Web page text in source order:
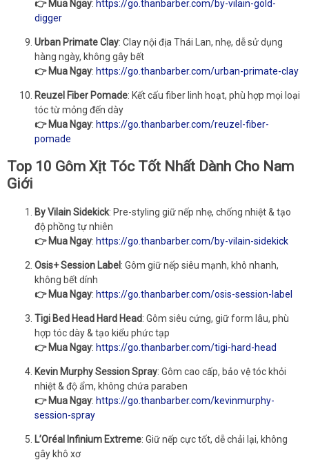
👉 Mua Ngay: https://go.thanbarber.com/by-vilain-gold-
digger
Urban Primate Clay: Clay nội địa Thái Lan, nhẹ, dễ sử dụng
hàng ngày, không gây bết
👉 Mua Ngay: https://go.thanbarber.com/urban-primate-clay
Reuzel Fiber Pomade: Kết cấu fiber linh hoạt, phù hợp mọi loại
tóc từ mỏng đến dày
👉 Mua Ngay: https://go.thanbarber.com/reuzel-fiber-
pomade
Top 10 Gôm Xịt Tóc Tốt Nhất Dành Cho Nam
Giới
By Vilain Sidekick: Pre-styling giữ nếp nhẹ, chống nhiệt & tạo
độ phồng tự nhiên
👉 Mua Ngay: https://go.thanbarber.com/by-vilain-sidekick
Osis+ Session Label : Gôm giữ nếp siêu mạnh, khô nhanh,
không bết dính
👉 Mua Ngay: https://go.thanbarber.com/osis-session-label
Tigi Bed Head Hard Head: Gôm siêu cứng, giữ form lâu, phù
hợp tóc dày & tạo kiểu phức tạp
👉 Mua Ngay: https://go.thanbarber.com/tigi-hard-head
Kevin Murphy Session Spray: Gôm cao cấp, bảo vệ tóc khỏi
nhiệt & độ ẩm, không chứa paraben
👉 Mua Ngay: https://go.thanbarber.com/kevinmurphy-
session-spray
L’Oréal Infinium Extreme: Giữ nếp cực tốt, dễ chải lại, không
gây khô xơ